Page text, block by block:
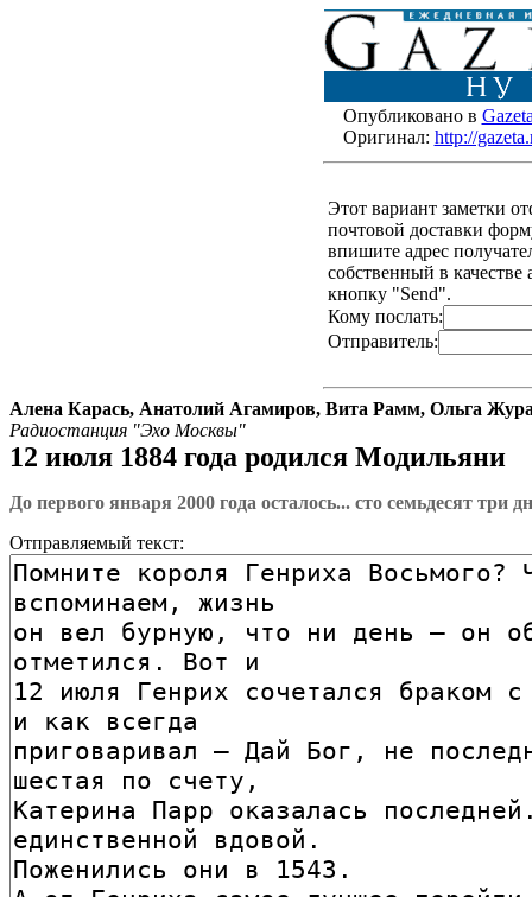
Опубликовано в
Оригинал: http://
Этот вариант заметки
почтовой доставки
впишите адрес
собственный в качестве
кнопку "Send".
Кому послать:
Отправитель:
Алена Карась, Анатолий Агамиров, Вита Рамм, Ольга
Радиостанция "Эхо Москвы"
12 июля 1884 года родился Модильяни
До первого января 2000 года осталось... cто семьдесят три
Отправляемый текст: